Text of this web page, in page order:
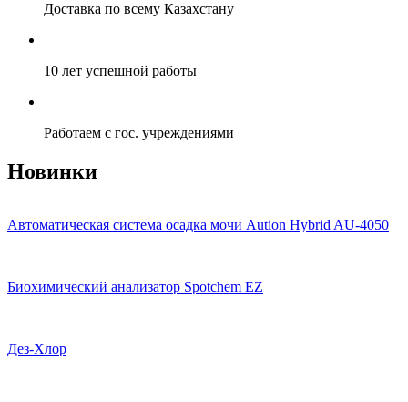
Доставка по всему Казахстану
10 лет успешной работы
Работаем с гос. учреждениями
Новинки
Автоматическая система осадка мочи Aution Hybrid AU-4050
Биохимический анализатор Spotchem EZ
Дез-Хлор